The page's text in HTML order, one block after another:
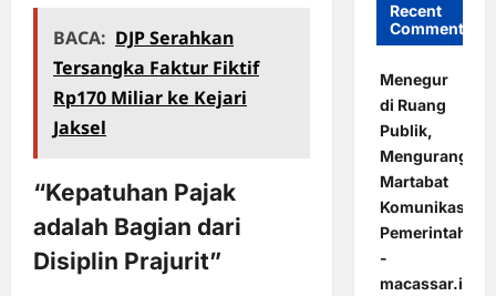
BACA: DJP Serahkan
Tersangka Faktur Fiktif
Rp170 Miliar ke Kejari
Jaksel
“Kepatuhan Pajak
adalah Bagian dari
Disiplin Prajurit”
Recent
Comments
Menegur
di Ruang
Publik,
Mengurangi
Martabat
Komunikasi
Pemerintahan
-
macassar.id